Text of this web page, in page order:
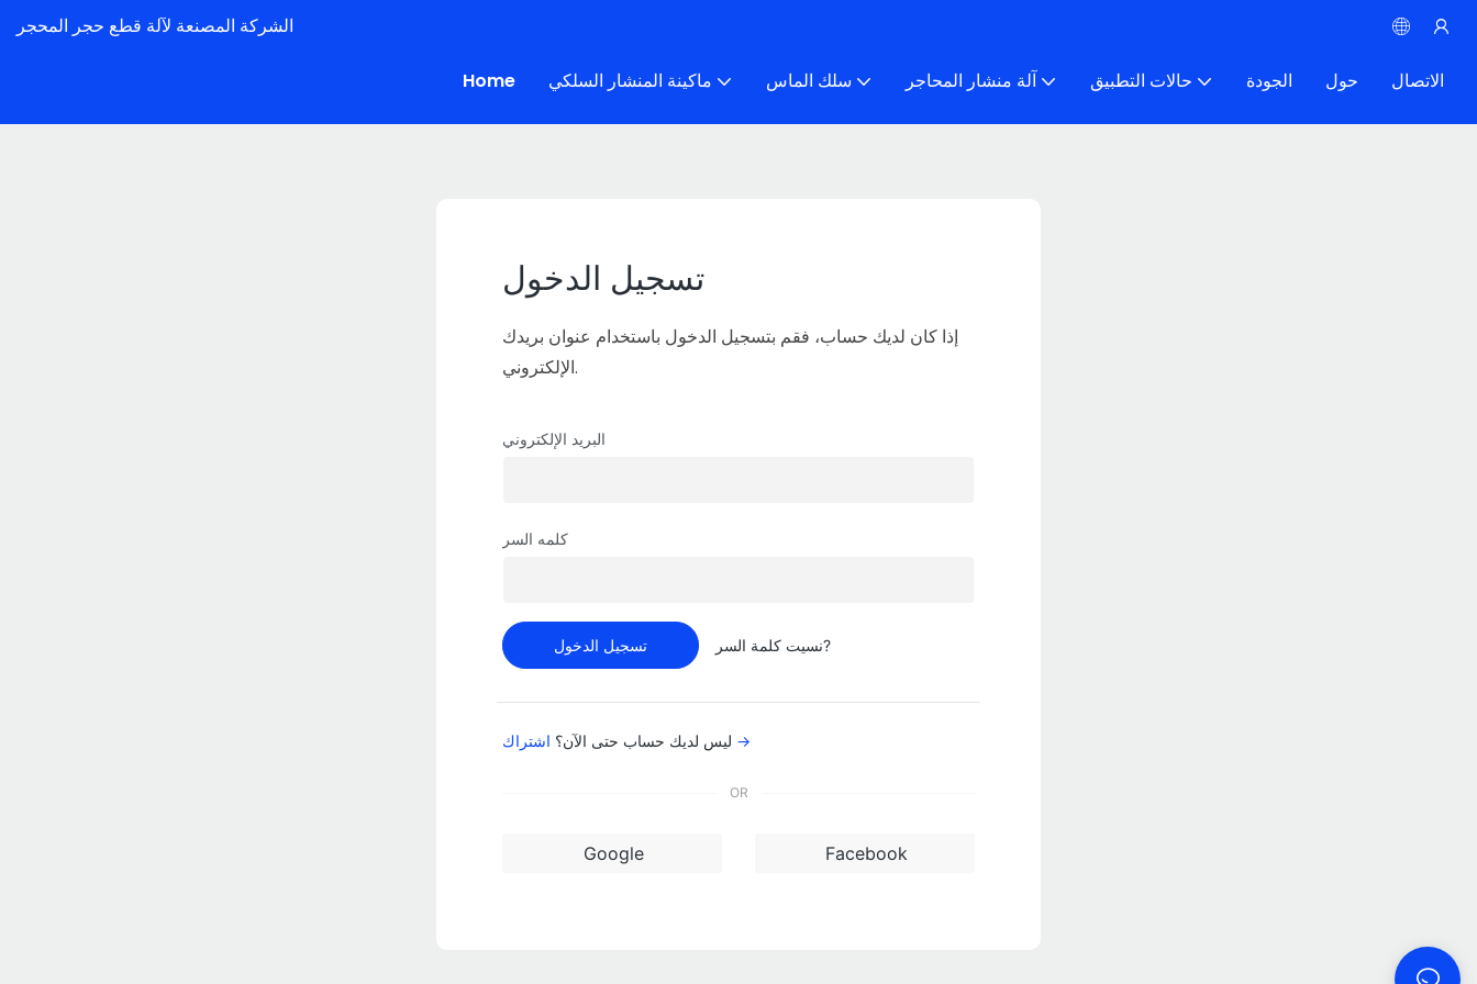
الشركة المصنعة لآلة قطع حجر المحجر
Home ماكينة المنشار السلكي سلك الماس آلة منشار المحاجر حالات التطبيق الجودة حول الاتصال
تسجيل الدخول
إذا كان لديك حساب، فقم بتسجيل الدخول باستخدام عنوان بريدك
الإلكتروني.
البريد الإلكتروني
كلمه السر
تسجيل الدخول نسيت كلمة السر?
ليس لديك حساب حتى الآن؟ اشتراك →
OR
Google Facebook